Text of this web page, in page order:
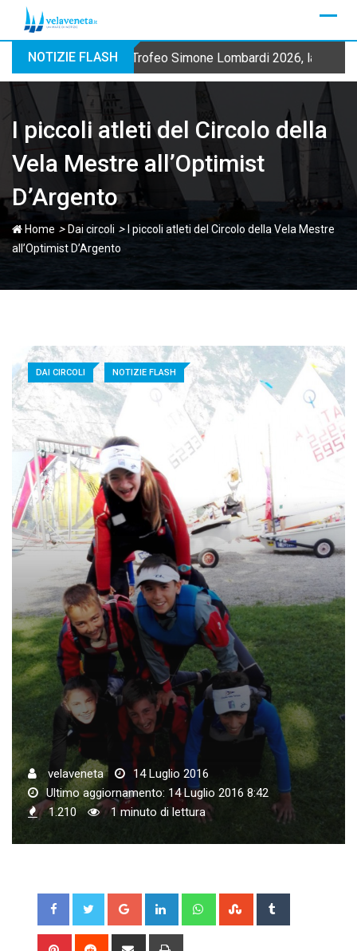
NOTIZIE FLASH Trofeo Simone Lombardi 2026, la
I piccoli atleti del Circolo della
Vela Mestre all’Optimist
D’Argento
Home > Dai circoli > I piccoli atleti del Circolo della Vela Mestre
all’Optimist D’Argento
DAI CIRCOLI NOTIZIE FLASH
velaveneta
14 Luglio 2016
Ultimo aggiornamento: 14 Luglio 2016 8:42
1.210
1 minuto di lettura
Google+ LinkedIn WhatsappStumbleUpon
Pinterest Reddit
Share